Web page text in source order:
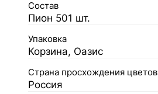
Состав
Пион 501 шт.
Упаковка
Корзина, Оазис
Страна просхождения цветов
Россия